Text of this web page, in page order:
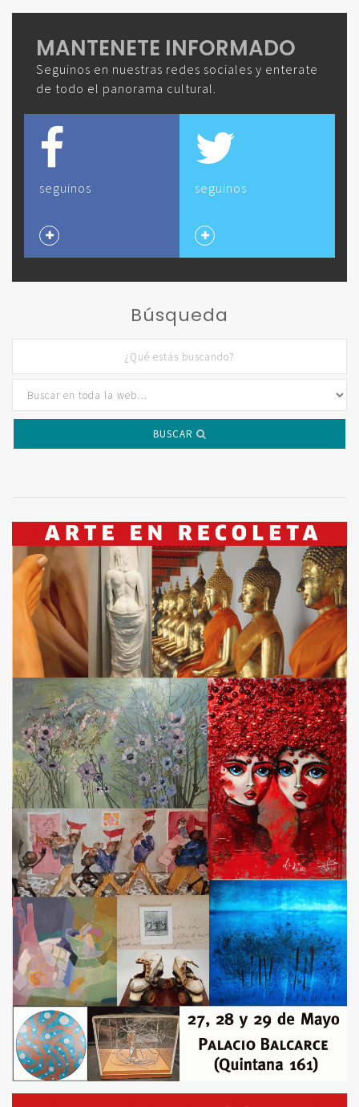
MANTENETE INFORMADO
Seguinos en nuestras redes sociales y enterate
de todo el panorama cultural.
seguinos seguinos
Búsqueda
BUSCAR